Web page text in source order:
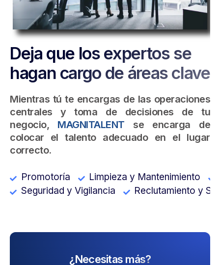
Deja que los expertos se
hagan cargo de áreas clave
Mientras tú te encargas de las operaciones
centrales y toma de decisiones de tu
negocio,
MAGNITALENT
se encarga de
colocar el talento adecuado en el lugar
correcto.
Promotoría Limpieza y Mantenimiento
Seguridad y Vigilancia
Reclutamiento y
¿Necesitas más?